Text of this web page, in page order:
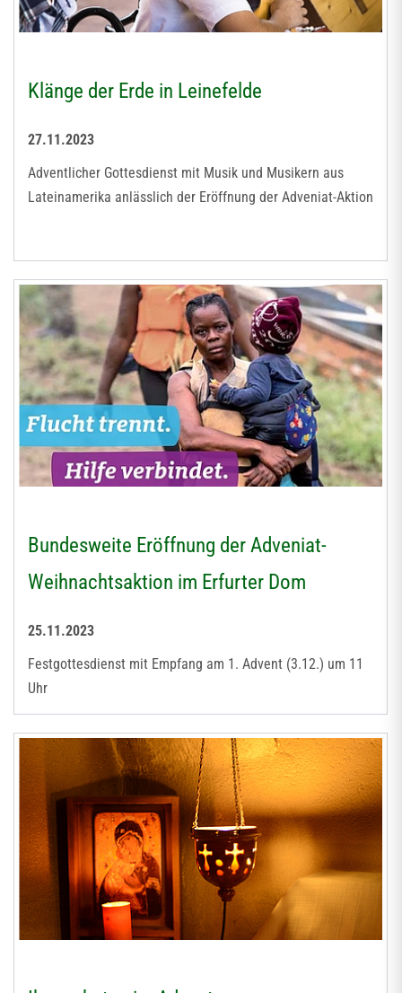
Klänge der Erde in Leinefelde
27.11.2023
Adventlicher Gottesdienst mit Musik und Musikern aus
Lateinamerika anlässlich der Eröffnung der Adveniat-Aktion
Bundesweite Eröffnung der Adveniat-
Weihnachtsaktion im Erfurter Dom
25.11.2023
Festgottesdienst mit Empfang am 1. Advent (3.12.) um 11
Uhr